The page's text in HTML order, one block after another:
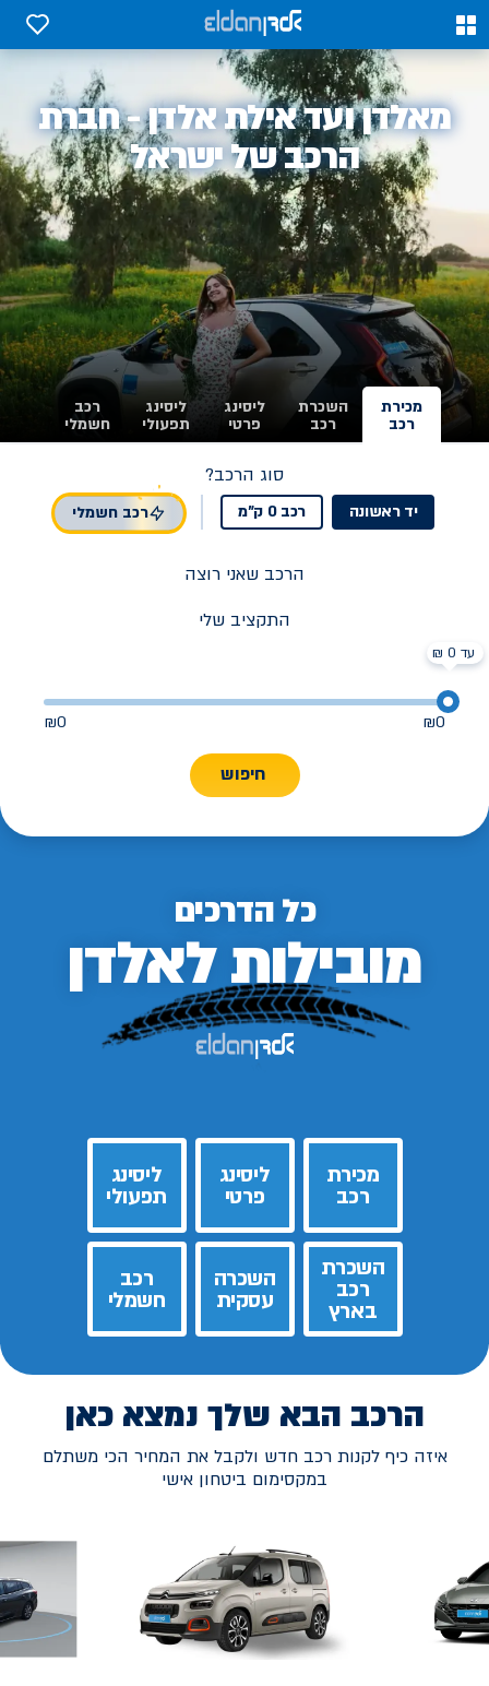
0
0
אלדן
מאלדן ועד אילת אלדן - חברת
הרכב של ישראל
מכירת
רכב
השכרת
רכב
ליסינג
פרטי
ליסינג
תפעולי
רכב
חשמלי
סוג הרכב?
יד ראשונה רכב 0 ק"מ רכב חשמלי
הרכב שאני רוצה
התקציב שלי
₪0
₪0
חיפוש
כל הדרכים
מובילות לאלדן
מכירת
רכב
ליסינג
פרטי
ליסינג
תפעולי
השכרת
רכב
בארץ
השכרה
עסקית
רכב
חשמלי
הרכב הבא שלך נמצא כאן
איזה כיף לקנות רכב חדש ולקבל את המחיר הכי משתלם
במקסימום ביטחון אישי
עד 0 ₪